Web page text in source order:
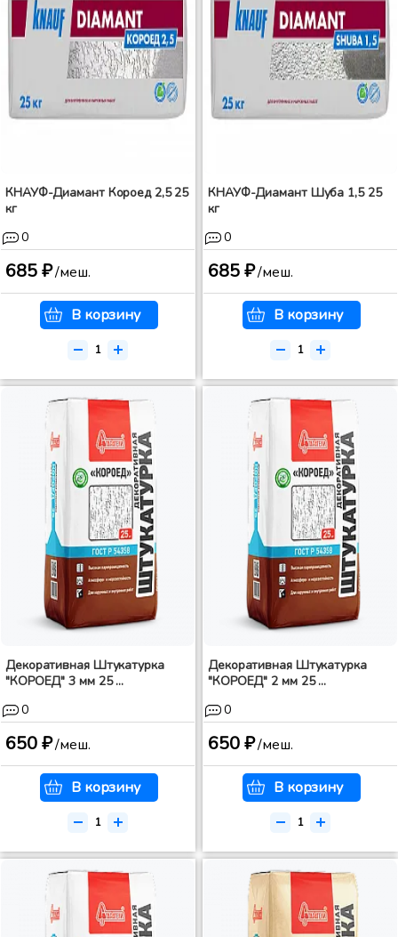
КНАУФ-Диамант Короед 2,5 25
кг
0
685 ₽/меш.
В корзину
КНАУФ-Диамант Шуба 1,5 25
кг
0
685 ₽/меш.
В корзину
Декоративная Штукатурка
"КОРОЕД" 3 мм 25 ...
0
650 ₽/меш.
В корзину
Декоративная Штукатурка
"КОРОЕД" 2 мм 25 ...
0
650 ₽/меш.
В корзину